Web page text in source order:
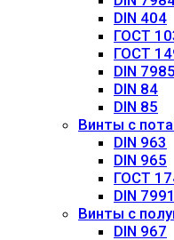
DIN 404
ГОСТ
ГОСТ
DIN 7985
DIN 84
DIN 85
Винты с
DIN 963
DIN 965
ГОСТ
DIN 7991
Винты с
DIN 967